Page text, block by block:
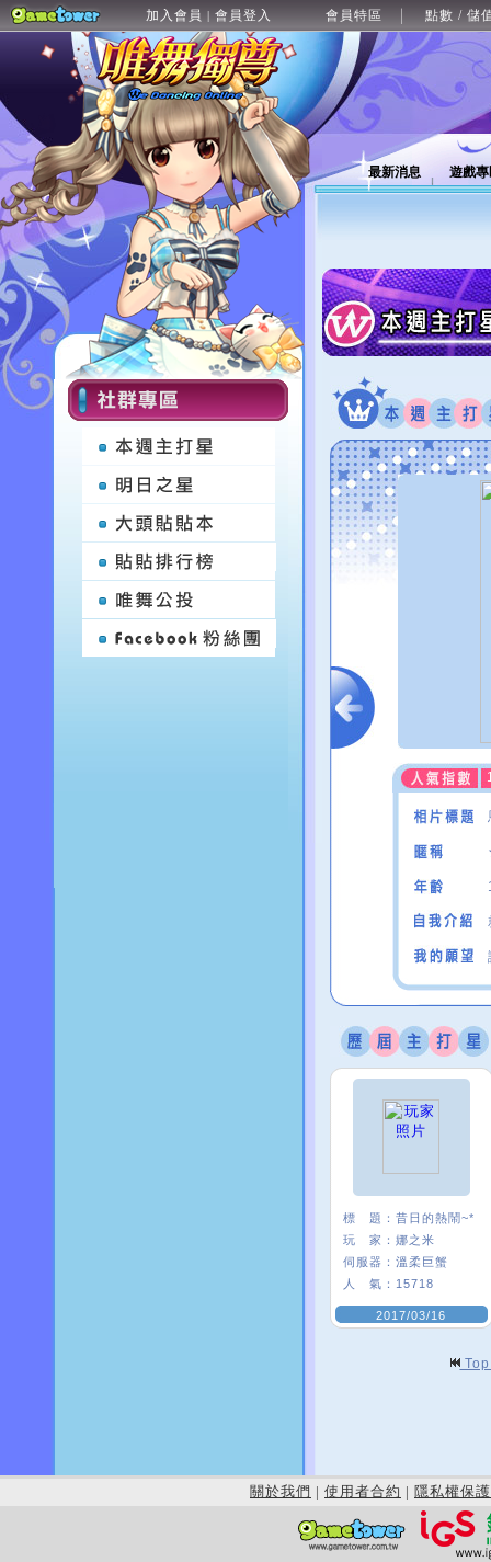
加入會員 | 會員登入 會員特區 點數 / 儲
最新消息 遊戲
標 題： 昔日的熱鬧~*
玩 家： 娜之米
伺服器： 溫柔巨蟹
人 氣： 15718
2017/03/16
關於我們 | 使用者合約 | 隱私權保護